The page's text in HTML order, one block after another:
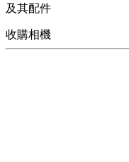
及其配件
收購相機